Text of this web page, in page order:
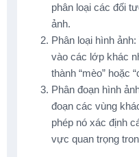
phân loại các đối
ảnh.
Phân loại hình
vào các lớp khác
thành “mèo” hoặc
Phân đoạn hình
đoạn các vùng
phép nó xác định
vực quan trọng